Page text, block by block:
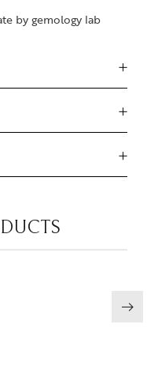
by gemology lab